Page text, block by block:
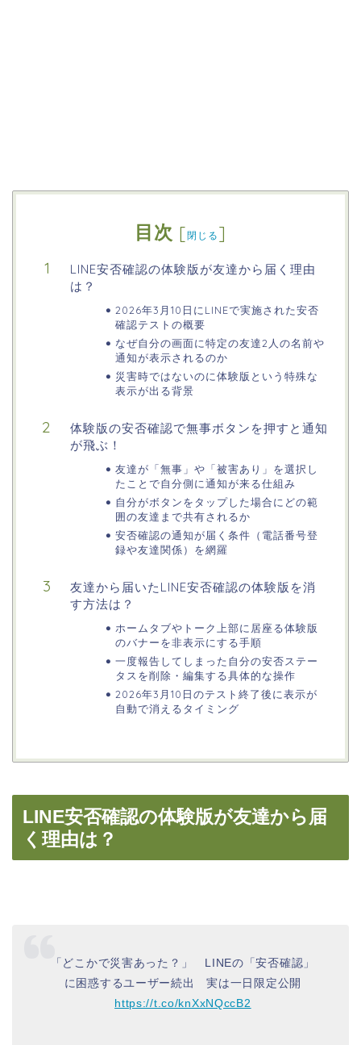
目次 [閉じる ]
LINE安否確認の体験版が友達から届く理由
は？
2026年3月10日にLINEで実施された安否
確認テストの概要
なぜ自分の画面に特定の友達2人の名前や
通知が表示されるのか
災害時ではないのに体験版という特殊な
表示が出る背景
体験版の安否確認で無事ボタンを押すと通知
が飛ぶ！
友達が「無事」や「被害あり」を選択し
たことで自分側に通知が来る仕組み
自分がボタンをタップした場合にどの範
囲の友達まで共有されるか
安否確認の通知が届く条件（電話番号登
録や友達関係）を網羅
友達から届いたLINE安否確認の体験版を消
す方法は？
ホームタブやトーク上部に居座る体験版
のバナーを非表示にする手順
一度報告してしまった自分の安否ステー
タスを削除・編集する具体的な操作
2026年3月10日のテスト終了後に表示が
自動で消えるタイミング
LINE安否確認の体験版が友達から届
く理由は？
「どこかで災害あった？」 LINEの「安否確認」
に困惑するユーザー続出 実は一日限定公開
https://t.co/knXxNQccB2